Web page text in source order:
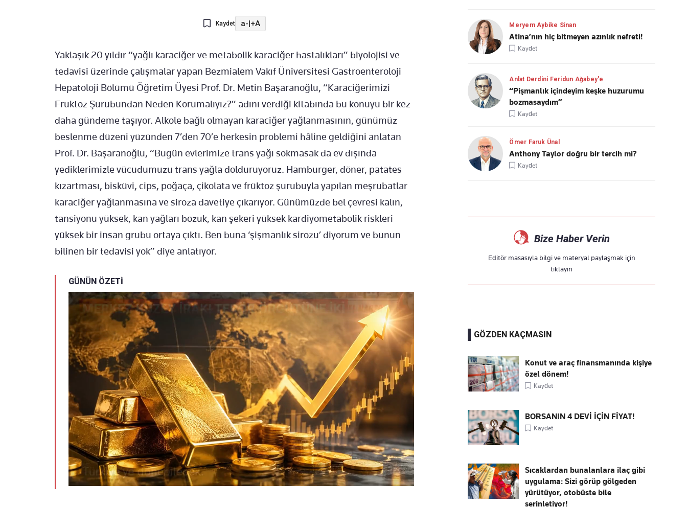
Kaydet a-|+A
Yaklaşık 20 yıldır “yağlı karaciğer ve metabolik karaciğer hastalıkları” biyolojisi ve
tedavisi üzerinde çalışmalar yapan Bezmialem Vakıf Üniversitesi Gastroenteroloji
Hepatoloji Bölümü Öğretim Üyesi Prof. Dr. Metin Başaranoğlu, “Karaciğerimizi
Fruktoz Şurubundan Neden Korumalıyız?” adını verdiği kitabında bu konuyu bir kez
daha gündeme taşıyor. Alkole bağlı olmayan karaciğer yağlanmasının, günümüz
beslenme düzeni yüzünden 7’den 70’e herkesin problemi hâline geldiğini anlatan
Prof. Dr. Başaranoğlu, “Bugün evlerimize trans yağı sokmasak da ev dışında
yediklerimizle vücudumuzu trans yağla dolduruyoruz. Hamburger, döner, patates
kızartması, bisküvi, cips, poğaça, çikolata ve früktoz şurubuyla yapılan meşrubatlar
karaciğer yağlanmasına ve siroza davetiye çıkarıyor. Günümüzde bel çevresi kalın,
tansiyonu yüksek, kan yağları bozuk, kan şekeri yüksek kardiyometabolik riskleri
yüksek bir insan grubu ortaya çıktı. Ben buna ‘şişmanlık sirozu’ diyorum ve bunun
bilinen bir tedavisi yok” diye anlatıyor.
GÜNÜN ÖZETİ
Meryem Aybike Sinan
Atina’nın hiç bitmeyen azınlık nefreti!
Kaydet
Anlat Derdini Feridun Ağabey'e
“Pişmanlık içindeyim keşke huzurumu
bozmasaydım”
Kaydet
Ömer Faruk Ünal
Anthony Taylor doğru bir tercih mi?
Kaydet
Bize Haber Verin
Editör masasıyla bilgi ve materyal paylaşmak için
tıklayın
GÖZDEN KAÇMASIN
Konut ve araç finansmanında kişiye
özel dönem!
Kaydet
BORSANIN 4 DEVİ İÇİN FİYAT!
Kaydet
Sıcaklardan bunalanlara ilaç gibi
uygulama: Sizi görüp gölgeden
yürütüyor, otobüste bile
serinletiyor!